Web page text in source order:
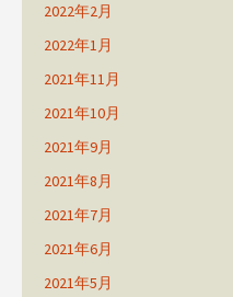
2022年2月
2022年1月
2021年11月
2021年10月
2021年9月
2021年8月
2021年7月
2021年6月
2021年5月